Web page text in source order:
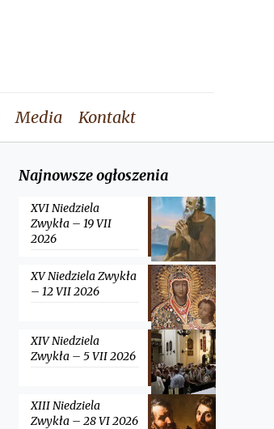
Media Kontakt
Najnowsze ogłoszenia
XVI Niedziela
Zwykła – 19 VII
2026
XV Niedziela Zwykła
– 12 VII 2026
XIV Niedziela
Zwykła – 5 VII 2026
XIII Niedziela
Zwykła – 28 VI 2026